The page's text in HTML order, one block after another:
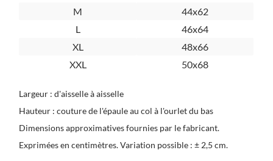
M
44x62
L
46x64
XL
48x66
XXL
50x68
Largeur : d'aisselle à aisselle
Hauteur : couture de l'épaule au col à l'ourlet du bas
Dimensions approximatives fournies par le fabricant.
Exprimées en centimètres. Variation possible : ± 2,5 cm.